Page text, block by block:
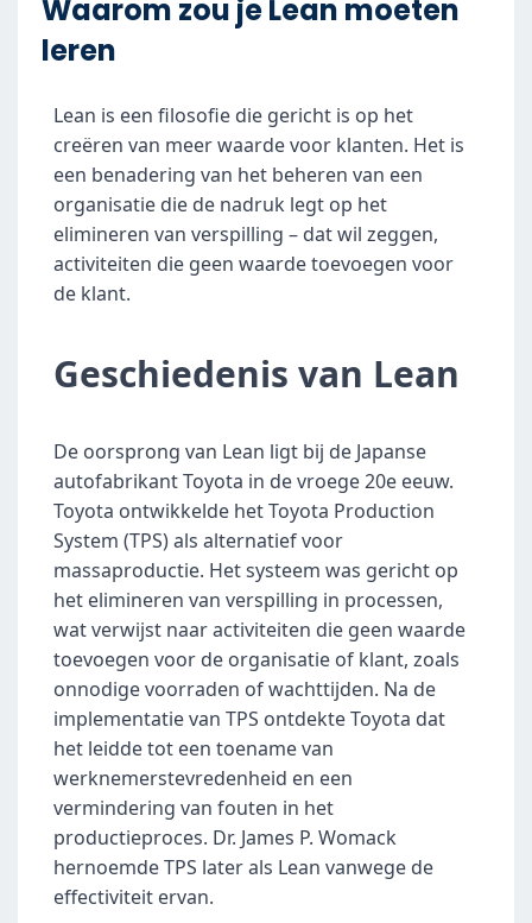
Waarom zou je Lean moeten
leren
Lean is een filosofie die gericht is op het
creëren van meer waarde voor klanten. Het is
een benadering van het beheren van een
organisatie die de nadruk legt op het
elimineren van verspilling – dat wil zeggen,
activiteiten die geen waarde toevoegen voor
de klant.
Geschiedenis van Lean
De oorsprong van Lean ligt bij de Japanse
autofabrikant Toyota in de vroege 20e eeuw.
Toyota ontwikkelde het Toyota Production
System (TPS) als alternatief voor
massaproductie. Het systeem was gericht op
het elimineren van verspilling in processen,
wat verwijst naar activiteiten die geen waarde
toevoegen voor de organisatie of klant, zoals
onnodige voorraden of wachttijden. Na de
implementatie van TPS ontdekte Toyota dat
het leidde tot een toename van
werknemerstevredenheid en een
vermindering van fouten in het
productieproces. Dr. James P. Womack
hernoemde TPS later als Lean vanwege de
effectiviteit ervan.